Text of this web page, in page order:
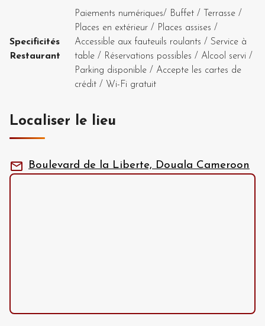
Specificités
Restaurant
Paiements numériques/ Buffet /
Terrasse /
Places en extérieur / Places assises /
Accessible aux fauteuils roulants / Service à
table / Réservations possibles / Alcool servi /
Parking disponible / Accepte les cartes de
crédit / Wi-Fi gratuit
Localiser le lieu
Boulevard de la Liberte, Douala Cameroon